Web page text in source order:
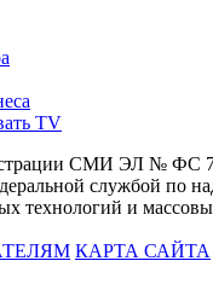
TV
СМИ ЭЛ № ФС
службой по
технологий и
КАРТА САЙТА